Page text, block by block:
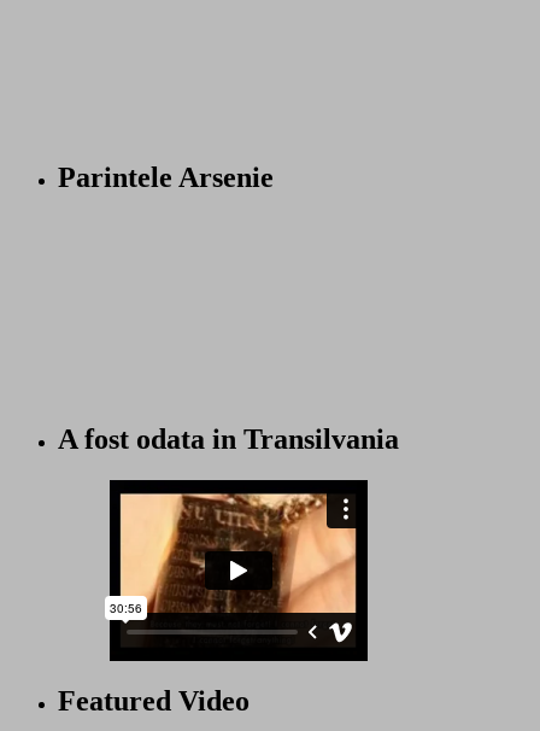
Parintele Arsenie
A fost odata in Transilvania
Featured Video